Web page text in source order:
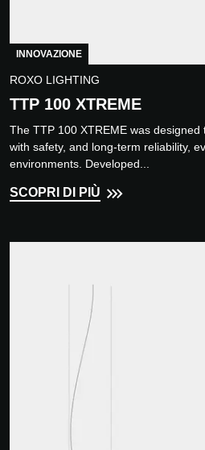
INNOVAZIONE
ROXO LIGHTING
TTP 100 XTREME
The TTP 100 XTREME was
with safety, and long‑term reliability,
environments. Developed...
SCOPRI DI PIÙ